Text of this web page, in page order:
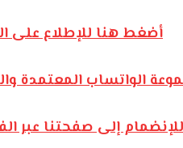
أضغط هنا للإطلاع على
الواتساب المعتمدة
للإنضمام إلى صفحتنا عبر